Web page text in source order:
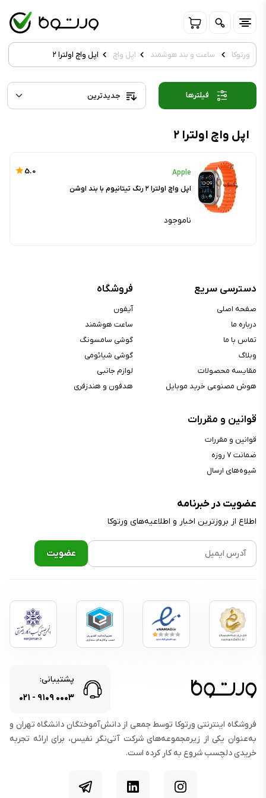
ورتوکا ساعت و بند هوشمند اپل واچ اپل واچ اولترا ۲
اپل واچ اولترا ۲
Apple
5.0
اپل واچ اولترا ۲ رنگ تیتانیوم با بند اوشن
ناموجود
عضویت در خبرنامه
اطلاع از بروز‌ترین اخبار و اطلاعیه‌های ورتوکا
دسترسی سریع
صفحه اصلی
درباره ما
تماس با ما
وبلاگ
مقایسه محصولات
هوش مصنوعی خرید موبایل
فروشگاه
آیفون
ساعت هوشمند
گوشی سامسونگ
گوشی شیائومی
لوازم جانبی
هدفون و هندزفری
قوانین و مقررات
قوانین و مقررات
ضمانت ۷ روزه
شیوه‌های ارسال
پشتیبانی:
۰۰۰۳ ۹۱۰۹ - ۰۲۱
فروشگاه اینترنتی ورتوکا توسط جمعی از دانش‌آموختگان دانشگاه تهران و
به‌عنوان یکی از زیرمجموعه‌های شرکت آتی‌نگر نفیس، برای ارائه تجربه
خریدی دلچسب شروع به کار کرده است.
اینستاگرام لینکدین